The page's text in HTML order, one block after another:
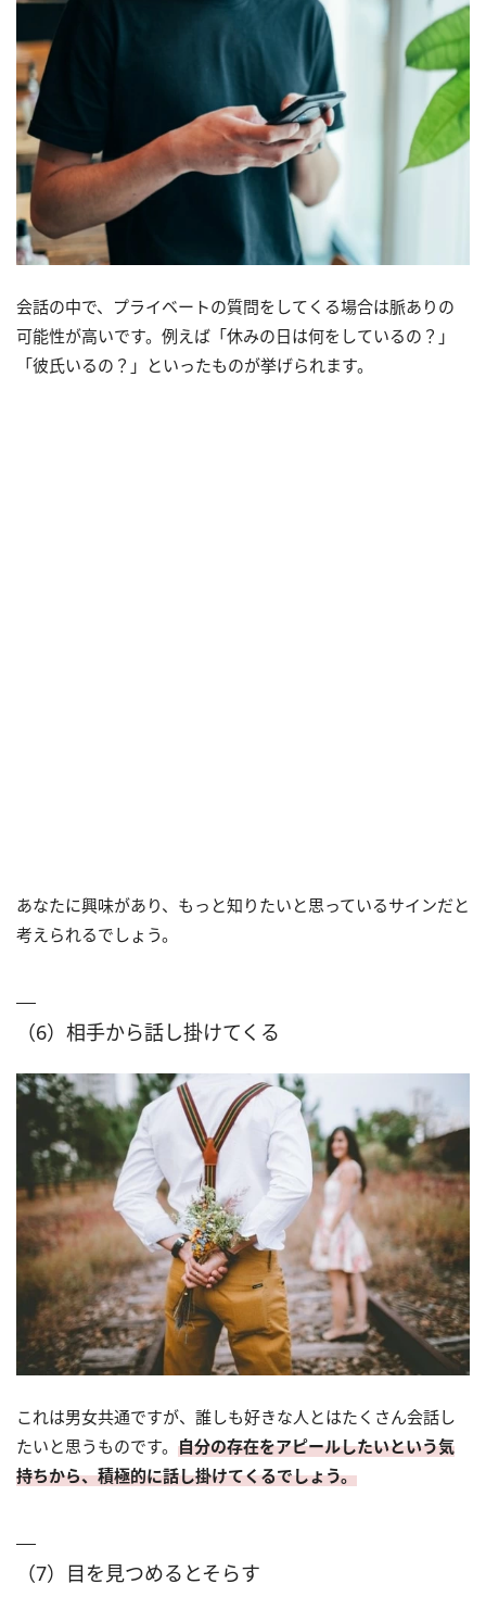
会話の中で、プライベートの質問をしてくる場合は脈ありの
可能性が高いです。例えば「休みの日は何をしているの？」
「彼氏いるの？」といったものが挙げられます。
あなたに興味があり、もっと知りたいと思っているサインだと
考えられるでしょう。
（6）相手から話し掛けてくる
これは男女共通ですが、誰しも好きな人とはたくさん会話し
たいと思うものです。 自分の存在をアピールしたいという気
持ちから、積極的に話し掛けてくるでしょう。
（7）目を見つめるとそらす